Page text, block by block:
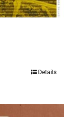
Details